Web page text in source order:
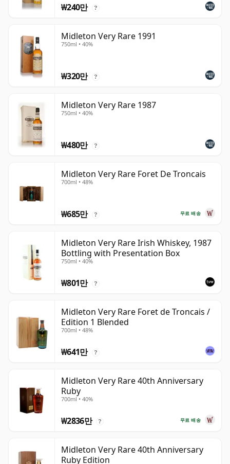
₩240만 ?
Midleton Very Rare 1991
750ml • 40%
₩320만 ?
Midleton Very Rare 1987
750ml • 40%
₩480만 ?
Midleton Very Rare Foret De Troncais
700ml • 48%
무료 배송
₩685만 ?
Midleton Very Rare Irish Whiskey, 1987
Bottling with Presentation Box
750ml • 40%
₩801만 ?
Midleton Very Rare Foret de Troncais /
Edition 1 Blended
700ml • 48%
₩641만 ?
Midleton Very Rare 40th Anniversary
Ruby
700ml • 40%
무료 배송
₩2836만 ?
Midleton Very Rare 40th Anniversary
Ruby Edition